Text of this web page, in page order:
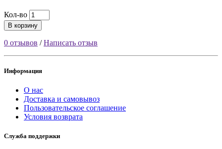
Кол-во
В корзину
0 отзывов /Написать отзыв
Информация
О нас
Доставка и самовывоз
Пользовательское соглашение
Условия возврата
Служба поддержки